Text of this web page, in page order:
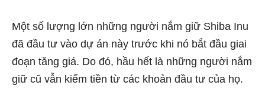
Một số lượng lớn những người nắm giữ Shiba Inu
đã đầu tư vào dự án này trước khi nó bắt đầu giai
đoạn tăng giá. Do đó, hầu hết là những người nắm
giữ cũ vẫn kiếm tiền từ các khoản đầu tư của họ.